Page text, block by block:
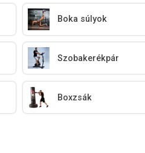
Boka súlyok
Szobakerékpár
Boxzsák